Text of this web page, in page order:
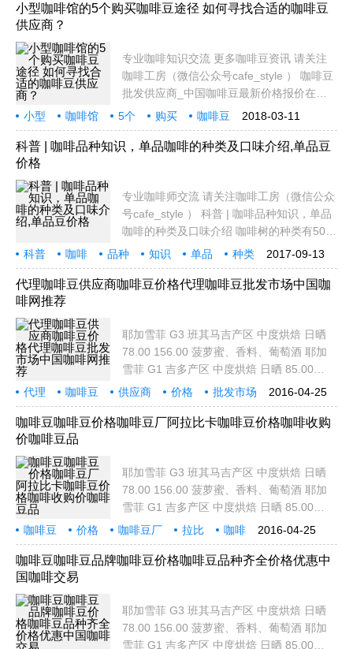
啡果实要经过重重关卡，才能顺利变身为热
小型咖啡馆的5个购买咖啡豆途径 如何寻找合适的咖啡豆
供应商？
专业咖啡知识交流 更多咖啡豆资讯 请关注
咖啡工房（微信公众号cafe_style ） 咖啡豆
批发供应商_中国咖啡豆最新价格报价在哪
买_ 咖啡豆多少钱一斤 小型咖啡馆主要有5
个购买 咖啡豆 的途径： 1.最早的是选择本
地供应商，这些供应商大多同时供应奶茶、
2018-03-11
小型 咖啡馆 5个 购买
咖啡豆
途径
如何 寻找 合适 供
科普 | 咖啡品种知识，单品咖啡的种类及口味介绍,单品豆
价格
专业咖啡师交流 请关注咖啡工房（微信公众
号cafe_style ） 科普 | 咖啡品种知识，单品
咖啡的种类及口味介绍 咖啡树的种类有500
多种，品种有6000个，其中多数都是热带树
木和灌木。世界上主要的咖啡树有四种，真
正具有商业价值而且被大量栽种的只有两
2017-09-13
科普 咖啡 品种 知识 单品
种类
口味
介绍 单品豆 价格
代理咖啡豆供应商咖啡豆价格代理咖啡豆批发市场中国咖
啡网推荐
耶加雪菲 G3 班其马吉产区 中度烘焙 日晒
78.00 156.00 菠萝蜜、香料、葡萄酒 耶加
雪菲 G1 吉多产区 中度烘焙 日晒 85.00
170.00 蓝莓，蜂蜜，紫色水果，柑橘调 耶
加雪菲 G1 艾瑞加 浅度烘焙 日晒 95.00
190.00 淡发酵酒香，甜橘，香料，蜜糖甜
2016-04-25
代理 咖啡豆 供应商 价格
批发市场
中国
咖啡 推荐 耶加
咖啡豆咖啡豆价格咖啡豆厂阿拉比卡咖啡豆价格咖啡收购
价咖啡豆品
耶加雪菲 G3 班其马吉产区 中度烘焙 日晒
78.00 156.00 菠萝蜜、香料、葡萄酒 耶加
雪菲 G1 吉多产区 中度烘焙 日晒 85.00
170.00 蓝莓，蜂蜜，紫色水果，柑橘调 耶
加雪菲 G1 艾瑞加 浅度烘焙 日晒 95.00
190.00 淡发酵酒香，甜橘，香料，蜜糖甜
2016-04-25
咖啡豆 价格 咖啡豆厂 拉比
咖啡
收购价
耶加 雪菲 班其
咖啡豆咖啡豆品牌咖啡豆价格咖啡豆品种齐全价格优惠中
国咖啡交易
耶加雪菲 G3 班其马吉产区 中度烘焙 日晒
78.00 156.00 菠萝蜜、香料、葡萄酒 耶加
雪菲 G1 吉多产区 中度烘焙 日晒 85.00